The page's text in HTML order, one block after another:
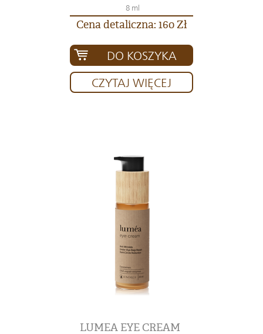
8 ml
Cena detaliczna: 160 Zł
DO KOSZYKA
CZYTAJ WIĘCEJ
LUMEA EYE CREAM